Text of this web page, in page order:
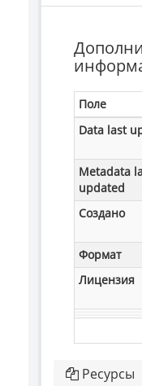
Поле
Data last
Metadata
updated
Создано
Формат
Лицензия
Ресурсы